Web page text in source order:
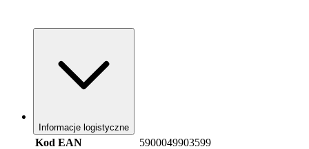
Informacje logistyczne
Kod EAN
5900049903599